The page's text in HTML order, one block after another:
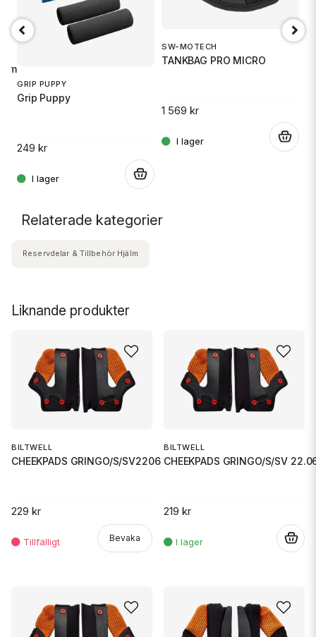
sikt. Total flexibilitet.
GRIP PUPPY
Grip Puppy
249 kr
SW-MOTECH
TANKBAG PRO MICRO
1 569 kr
Liknande produkter
BILTWELL
CHEEKPADS GRINGO/S/SV2206 33MM
229 kr
Bevaka
BILTWELL
CHEEKPADS GRINGO/S/SV
219 kr
Relaterade kategorier
Reservdelar & Tillbehör Hjälm